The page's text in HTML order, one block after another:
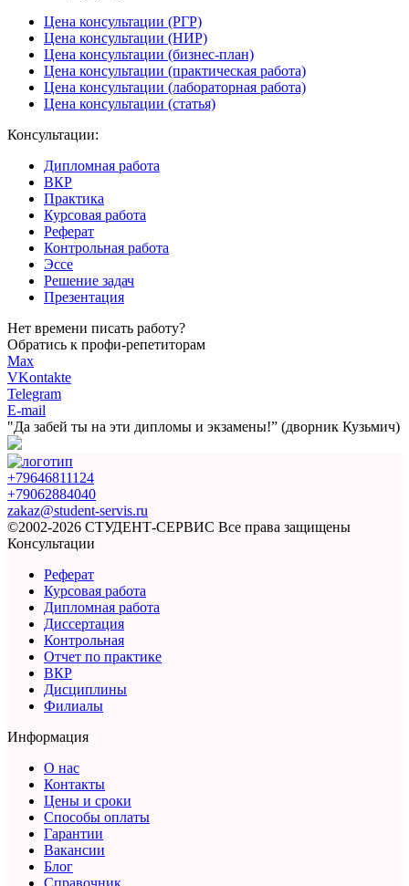
Цена консультации (РГР)
Цена консультации (НИР)
Цена консультации (бизнес-план)
Цена консультации (практическая работа)
Цена консультации (лабораторная работа)
Цена консультации (статья)
Консультации:
Дипломная работа
ВКР
Практика
Курсовая работа
Реферат
Контрольная работа
Эссе
Решение задач
Презентация
Нет времени писать работу?
Обратись к профи-репетиторам
Max
VKontakte
Telegram
E-mail
"Да забей ты на эти дипломы и экзамены!” (дворник Кузьмич)
+79646811124
+79062884040
zakaz@student-servis.ru
©2002-2026 СТУДЕНТ-СЕРВИС Все права защищены
Консультации
Реферат
Курсовая работа
Дипломная работа
Диссертация
Контрольная
Отчет по практике
ВКР
Дисциплины
Филиалы
Информация
О нас
Контакты
Цены и сроки
Способы оплаты
Гарантии
Вакансии
Блог